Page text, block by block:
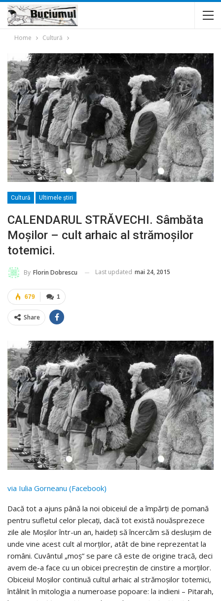
Home Cultură
Cultură Ultimele ştiri
CALENDARUL STRĂVECHI. Sâmbăta
Moșilor – cult arhaic al strămoșilor
totemici.
By Florin Dobrescu Last updated mai 24, 2015
1
679
Share
via Iulia Gorneanu (Facebook)
Dacă tot a ajuns până la noi obiceiul de a împărți de pomană
pentru sufletul celor plecați, dacă tot există nouăsprezece
zile ale Moșilor într-un an, haideți să încercăm să deslușim de
unde vine acest cult al morților, atât de bine reprezentat la
români. Cuvântul „moş” se pare că este de origine tracă, deci
avem de-a face cu un obicei precreștin de cinstire a morților.
Obiceiul Moșilor continuă cultul arhaic al strămoșilor totemici,
întâlnit în mitologia a numeroase popoare: la indieni – Pitarah,